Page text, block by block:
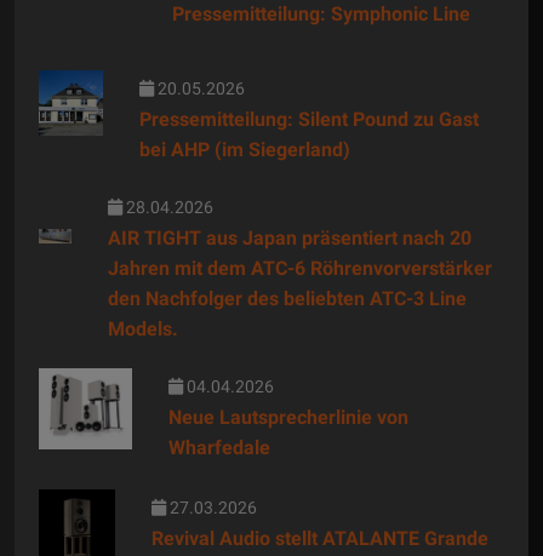
Pressemitteilung: Symphonic Line
20.05.2026
Pressemitteilung: Silent Pound zu Gast
bei AHP (im Siegerland)
28.04.2026
AIR TIGHT aus Japan präsentiert nach 20
Jahren mit dem ATC-6 Röhrenvorverstärker
den Nachfolger des beliebten ATC-3 Line
Models.
04.04.2026
Neue Lautsprecherlinie von
Wharfedale
27.03.2026
Revival Audio stellt ATALANTE Grande